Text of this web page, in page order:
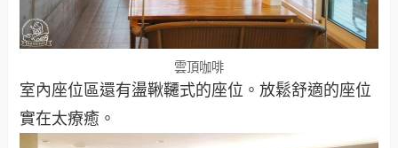
雲頂咖啡
室內座位區還有盪鞦韆式的座位。放鬆舒適的座位
實在太療癒。